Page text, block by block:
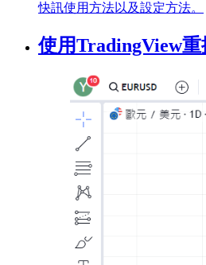
快訊使用方法以及設定方法。
使用TradingView